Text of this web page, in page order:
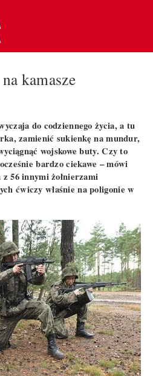
kamasze
do codziennego życia, a tu
zamienić sukienkę na mundur,
wojskowe buty. Czy to
bardzo ciekawe – mówi
56 innymi żołnierzami
ćwiczy właśnie na poligonie w